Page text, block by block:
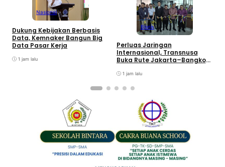
Nasional
Dukung Kebijakan Berbasis
Data, Kemnaker Bangun Big
Data Pasar Kerja
1 jam lalu
Bisnis
Perluas Jaringan
Internasional, Transnusa
Buka Rute Jakarta–Bangkok
1 jam lalu